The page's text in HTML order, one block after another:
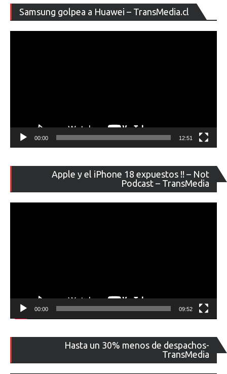
Samsung golpea a Huawei – TransMedia.cl
de
00:00 12:51
Apple y el iPhone 18 expuestos !! – Not
Podcast – TransMedia
de
00:00 09:52
Hasta un 30% menos de despachos-
TransMedia
de